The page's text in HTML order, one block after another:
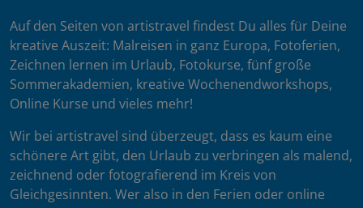
Auf den Seiten von artistravel findest Du alles für Deine
kreative Auszeit: Malreisen in ganz Europa, Fotoferien,
Zeichnen lernen im Urlaub, Fotokurse, fünf große
Sommerakademien, kreative Wochenendworkshops,
Online Kurse und vieles mehr!
Wir bei artistravel sind überzeugt, dass es kaum eine
schönere Art gibt, den Urlaub zu verbringen als malend,
zeichnend oder fotografierend im Kreis von
Gleichgesinnten. Wer also in den Ferien oder online